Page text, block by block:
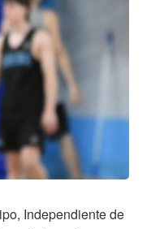
Independiente de